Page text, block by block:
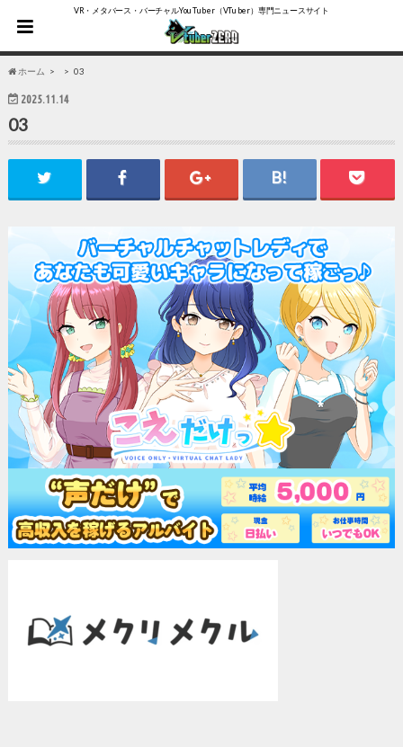
VR・メタバース・バーチャルYouTuber（VTuber）専門ニュースサイト
ホーム 03
2025.11.14
03